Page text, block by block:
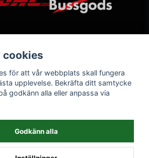
cookies
för att vår webbplats skall fungera
upplevelse. Bekräfta ditt samtycke
godkänn alla eller anpassa via
Godkänn alla